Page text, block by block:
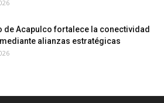
de Acapulco fortalece la conectividad
alianzas estratégicas